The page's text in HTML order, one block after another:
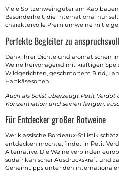
Viele Spitzenweingüter am Kap
Besonderheit, die international nur
charaktervolle Premiumweine mit
Perfekte Begleiter zu
Dank ihrer Dichte und aromatischen
Weine hervorragend mit kräftigen
Wildgerichten, geschmortem Rind,
Hartkäsesorten.
Auch als Solist überzeugt Petit
Konzentration und seinen langen,
Für Entdecker großer Rotweine
Wer klassische Bordeaux-Stilistik
entdecken möchte, findet in Petit
Alternative. Die Weine verbinden
südafrikanischer Ausdruckskraft und
Geheimtipps unter den